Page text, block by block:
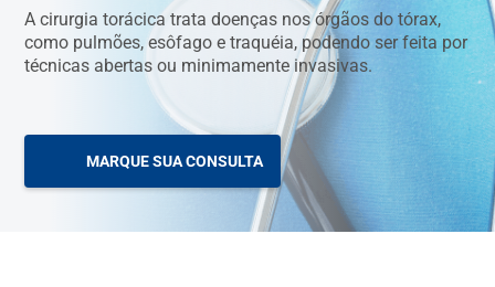
A cirurgia torácica trata doenças nos órgãos do tórax,
como pulmões, esôfago e traquéia, podendo ser feita por
técnicas abertas ou minimamente invasivas.
MARQUE SUA CONSULTA